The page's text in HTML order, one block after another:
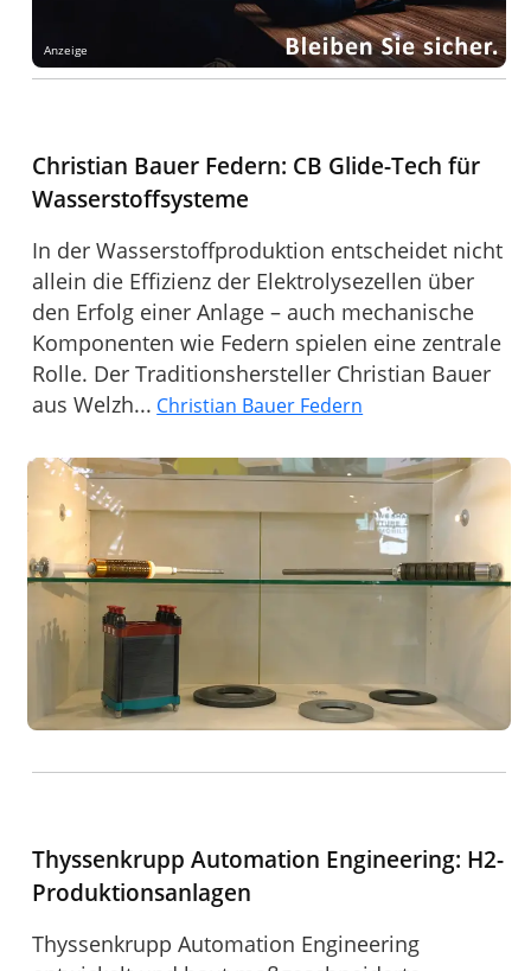
Anzeige
Christian Bauer Federn: CB Glide-Tech für
Wasserstoffsysteme
In der Wasserstoffproduktion entscheidet nicht
allein die Effizienz der Elektrolysezellen über
den Erfolg einer Anlage – auch mechanische
Komponenten wie Federn spielen eine zentrale
Rolle. Der Traditionshersteller Christian Bauer
aus Welzh... Christian Bauer Federn
Thyssenkrupp Automation Engineering: H2-
Produktionsanlagen
Thyssenkrupp Automation Engineering